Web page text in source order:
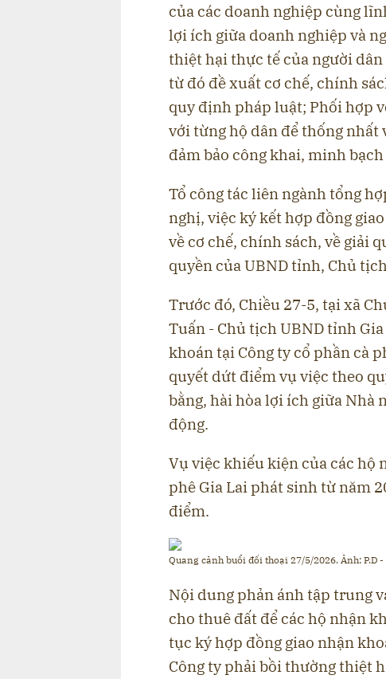
của các doanh nghiệp cùng
lợi ích giữa doanh nghiệp và
thiệt hại thực tế của người
từ đó đề xuất cơ chế, chính
quy định pháp luật; Phối hợp
với từng hộ dân để thống nhất
đảm bảo công khai, minh
Tổ công tác liên ngành tổng
nghị, việc ký kết hợp đồng
về cơ chế, chính sách, về giải
quyền của UBND tỉnh, Chủ
Trước đó, Chiều 27-5, tại xã
Tuấn - Chủ tịch UBND tỉnh
khoán tại Công ty cổ phần cà
quyết dứt điểm vụ việc theo
bằng, hài hòa lợi ích giữa Nhà
động.
Vụ việc khiếu kiện của các hộ
phê Gia Lai phát sinh từ năm
điểm.
Quang cảnh buổi đối thoại 27/5/2026. Ảnh: P.D
Nội dung phản ánh tập trung
cho thuê đất để các hộ nhận
tục ký hợp đồng giao nhận
Công ty phải bồi thường thiệt